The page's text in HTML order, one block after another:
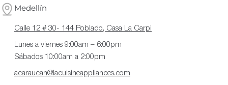
Medellín
Calle 12 # 30- 144 Poblado, Casa La Carpi
Lunes a viernes 9:00am – 6:00pm
Sábados 10:00am a 2:00pm
acaraucan@lacuisineappliances.com